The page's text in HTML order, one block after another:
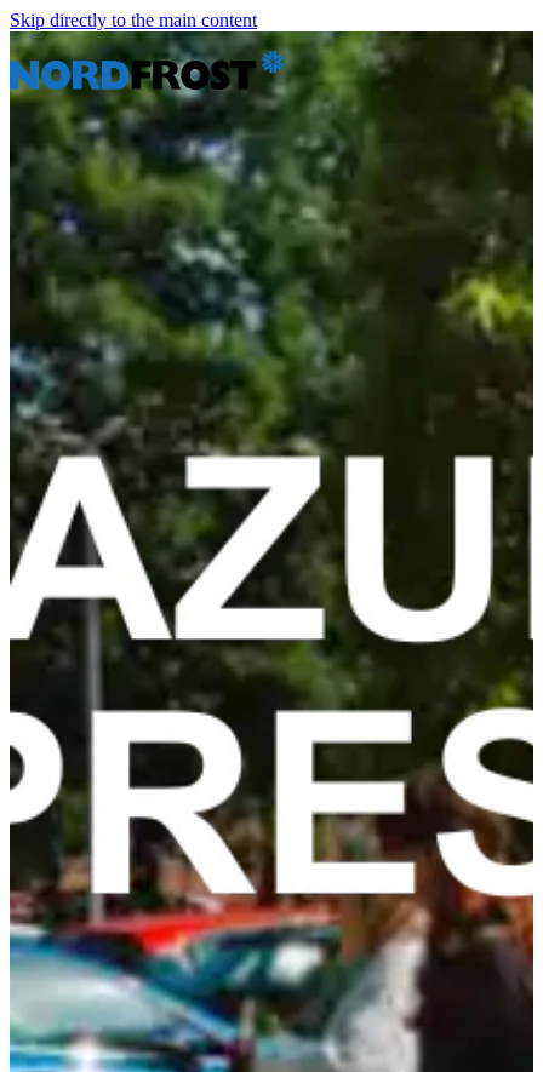
Skip directly to the main content